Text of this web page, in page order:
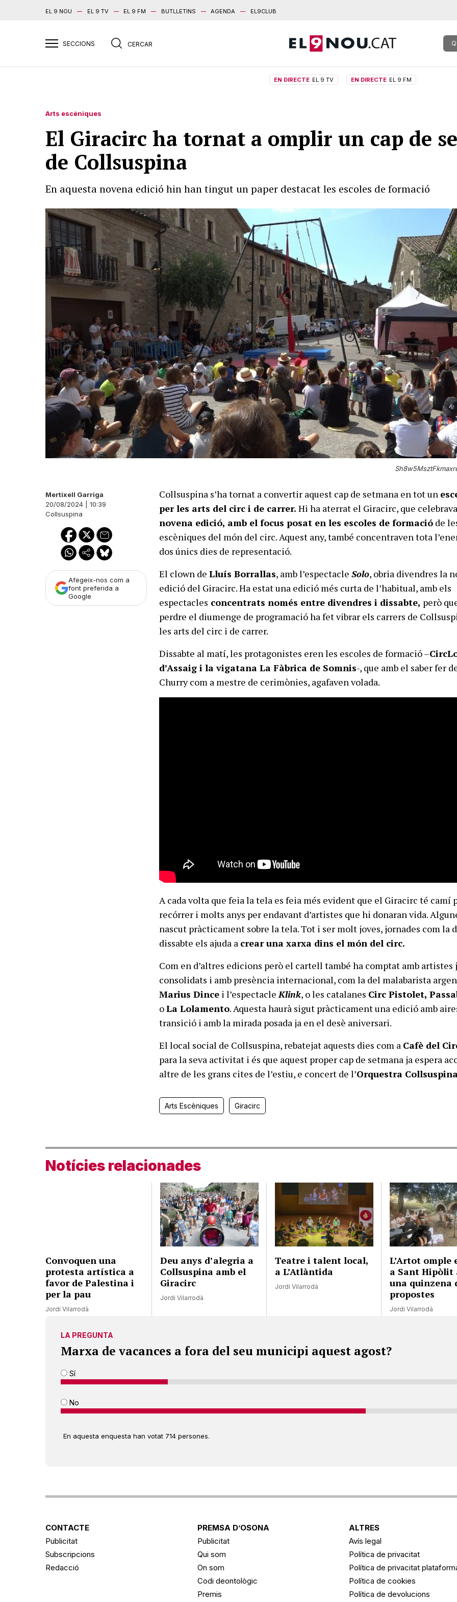
EL 9 NOU EL 9 TV EL 9 FM BUTLLETINS AGENDA EL9CLUB
EN DIRECTE EL 9 TV EN DIRECTE EL 9 FM
Arts escèniques
El Giracirc ha tornat a omplir un cap de
de Collsuspina
En aquesta novena edició hin han tingut un paper destacat les escoles de formació
Mertixell Garriga
20/08/2024 | 10:39
Collsuspina
Afegeix-nos com a
font preferida a
Google
Collsuspina s’ha tornat a convertir aquest cap de setmana en tot un
per les arts del circ i de carrer. Hi ha aterrat el Giracirc, que
novena edició, amb el focus posat en les escoles de formació de
escèniques del món del circ. Aquest any, també concentraven tota
dos únics dies de representació.
El clown deLluís Borrallas, amb l’espectacleSolo, obria divendres la
edició del Giracirc. Ha estat una edició més curta de l’habitual, amb els
espectacles concentrats només entre divendres i dissabte, però
perdre el diumenge de programació ha fet vibrar els carrers de
les arts del circ i de carrer.
Dissabte al matí, les protagonistes eren les escoles de formació –
d’Assaig i la vigatana La Fàbrica de Somnis-, que amb el saber fer
Churry com a mestre de cerimònies, agafaven volada.
A cada volta que feia la tela es feia més evident que el Giracirc té camí
recórrer i molts anys per endavant d’artistes que hi donaran vida.
nascut pràcticament sobre la tela. Tot i ser molt joves, jornades com la
dissabte els ajuda a crear una xarxa dins el món del circ.
Com en d’altres edicions però el cartell també ha comptat amb artistes
consolidats i amb presència internacional, com la del malabarista
Marius Dince i l’espectacle Klink, o les catalanes Circ Pistolet,
oLa Lolamento. Aquesta haurà sigut pràcticament una edició amb
transició i amb la mirada posada ja en el desè aniversari.
El local social de Collsuspina, rebatejat aquests dies com a Cafè del
para la seva activitat i és que aquest proper cap de setmana ja espera
altre de les grans cites de l’estiu, e concert de l’Orquestra
Arts Escèniques Giracirc
Notícies relacionades
Convoquen una
protesta artística a
favor de Palestina i
per la pau
Jordi Vilarrodà
Deu anys d’alegria a
Collsuspina amb el
Giracirc
Jordi Vilarrodà
Teatre i talent local,
a L’Atlàntida
Jordi Vilarrodà
L’Artot omple
a Sant Hipòlit
una quinzena
propostes
Jordi Vilarrodà
LA PREGUNTA
Marxa de vacances a fora del seu municipi aquest agost?
Sí
No
En aquesta enquesta han votat 714 persones.
CONTACTE
Publicitat
Subscripcions
Redacció
PREMSA D’OSONA
Publicitat
Qui som
On som
Codi deontològic
Premis
ALTRES
Avís legal
Política de privacitat
Política de privacitat
Política de cookies
Política de devolucions